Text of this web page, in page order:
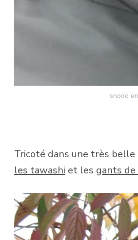
snood
Tricoté dans une très
les tawashi et les gants de